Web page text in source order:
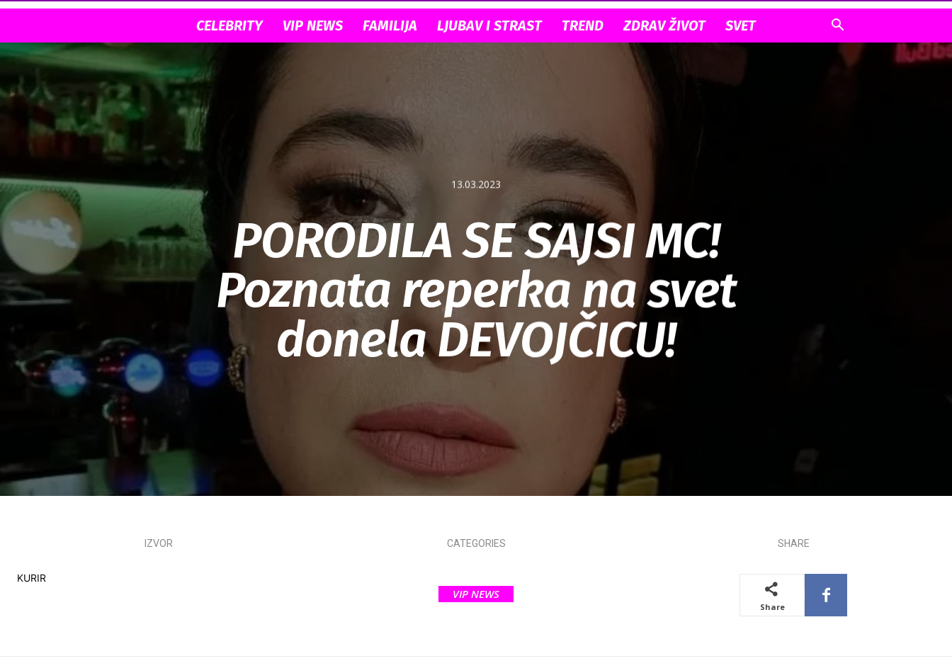
CELEBRITY VIP NEWS FAMILIJA LJUBAV I STRAST TREND ZDRAV ŽIVOT SVET
13.03.2023
PORODILA SE SAJSI MC!
Poznata reperka na svet
donela DEVOJČICU!
IZVOR
KURIR
CATEGORIES
VIP NEWS
SHARE
Share